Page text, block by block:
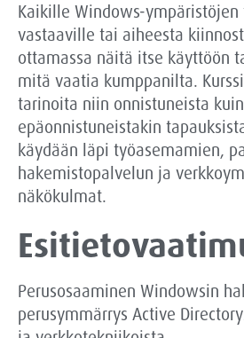
Kaikille Windows-
vastaaville tai aiheesta
ottamassa näitä itse käyttöön
mitä vaatia kumppanilta.
tarinoita niin onnistuneista kuin
epäonnistuneistakin
käydään läpi työasemamien,
hakemistopalvelun ja
näkökulmat.
Perusosaaminen Windowsin
perusymmärrys Active